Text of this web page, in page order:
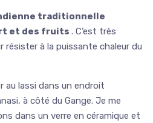
traditionnelle
et des fruits . C’est très
à la puissante chaleur du
au lassi dans un endroit
à côté du Gange. Je me
dans un verre en céramique et